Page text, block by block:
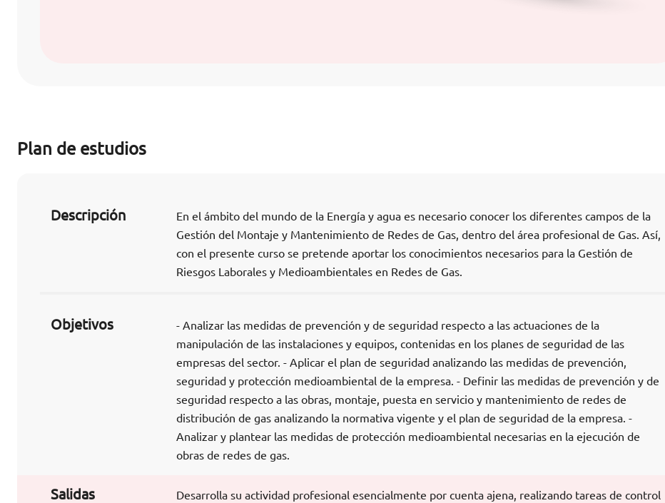
Plan de estudios
Descripción
En el ámbito del mundo de la Energía y agua es necesario conocer los diferentes campos de la
Gestión del Montaje y Mantenimiento de Redes de Gas, dentro del área profesional de Gas. Así,
con el presente curso se pretende aportar los conocimientos necesarios para la Gestión de
Riesgos Laborales y Medioambientales en Redes de Gas.
Objetivos
- Analizar las medidas de prevención y de seguridad respecto a las actuaciones de la
manipulación de las instalaciones y equipos, contenidas en los planes de seguridad de las
empresas del sector. - Aplicar el plan de seguridad analizando las medidas de prevención,
seguridad y protección medioambiental de la empresa. - Definir las medidas de prevención y de
seguridad respecto a las obras, montaje, puesta en servicio y mantenimiento de redes de
distribución de gas analizando la normativa vigente y el plan de seguridad de la empresa. -
Analizar y plantear las medidas de protección medioambiental necesarias en la ejecución de
obras de redes de gas.
Salidas
Desarrolla su actividad profesional esencialmente por cuenta ajena, realizando tareas de control